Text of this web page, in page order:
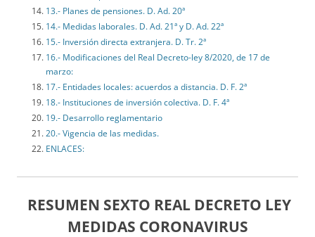
13.- Planes de pensiones. D. Ad. 20ª
14.- Medidas laborales. D. Ad. 21ª y D. Ad. 22ª
15.- Inversión directa extranjera. D. Tr. 2ª
16.- Modificaciones del Real Decreto-ley 8/2020, de 17 de
marzo:
17.- Entidades locales: acuerdos a distancia. D. F. 2ª
18.- Instituciones de inversión colectiva. D. F. 4ª
19.- Desarrollo reglamentario
20.- Vigencia de las medidas.
ENLACES:
RESUMEN SEXTO REAL DECRETO LEY
MEDIDAS CORONAVIRUS